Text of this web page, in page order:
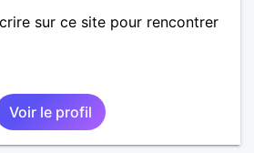
sur ce site pour rencontrer
Voir le profil